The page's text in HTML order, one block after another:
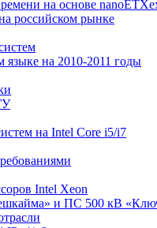
на основе
российском рынке
на 2010-2011 годы
на Intel Core i5/i7
Intel Xeon
и ПС 500 кВ